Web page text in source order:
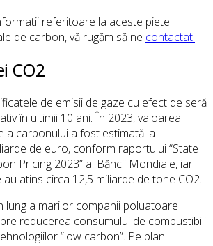
referitoare la aceste piete
de carbon, vă rugăm să ne contactati.
CO2
de emisii de gaze cu efect de seră
în ultimii 10 ani. În 2023, valoarea
a carbonului a fost estimată la
de euro, conform raportului “State
Pricing 2023” al Băncii Mondiale, iar
atins circa 12,5 miliarde de tone CO2.
lung a marilor companii poluatoare
reducerea consumului de combustibili
“low carbon”. Pe plan